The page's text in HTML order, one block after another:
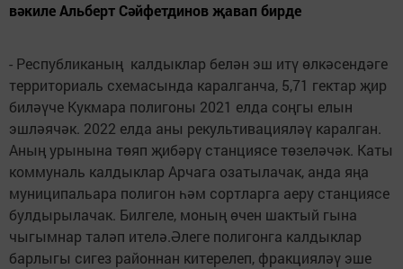
вәкиле Альберт Сәйфетдинов җавап бирде
- Республиканың калдыклар белән эш итү өлкәсендәге
территориаль схемасында каралганча, 5,71 гектар җир
биләүче Кукмара полигоны 2021 елда соңгы елын
эшләячәк. 2022 елда аны рекультивацияләү каралган.
Аның урынына төяп җибәрү станциясе төзеләчәк. Каты
коммуналь калдыклар Арчага озатылачак, анда яңа
муниципальара полигон һәм сортларга аеру станциясе
булдырылачак. Билгеле, моның өчен шактый гына
чыгымнар таләп ителә.Әлеге полигонга калдыклар
барлыгы сигез районнан китерелеп, фракцияләү эше